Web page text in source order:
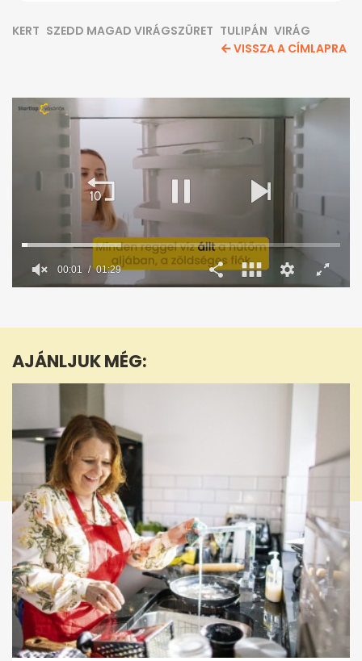
KERT SZEDD MAGAD VIRÁGSZÜRET TULIPÁN VIRÁG
VISSZA A CÍMLAPRA
1
29
seconds
AJÁNLJUK MÉG: